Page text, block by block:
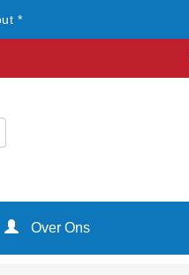
*
Over Ons